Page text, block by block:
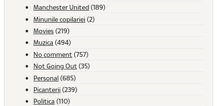
Manchester United (189)
Minunile copilariei (2)
Movies (219)
Muzica (494)
No comment (757)
Not Going Out (35)
Personal (685)
Picanterii (239)
Politica (110)